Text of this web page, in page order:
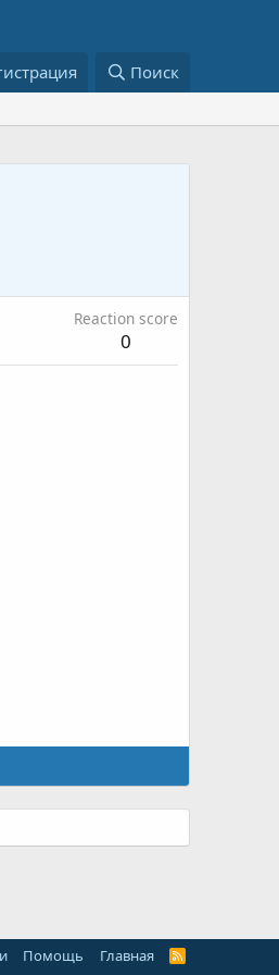
Поиск
Reaction score
0
Помощь Главная
R